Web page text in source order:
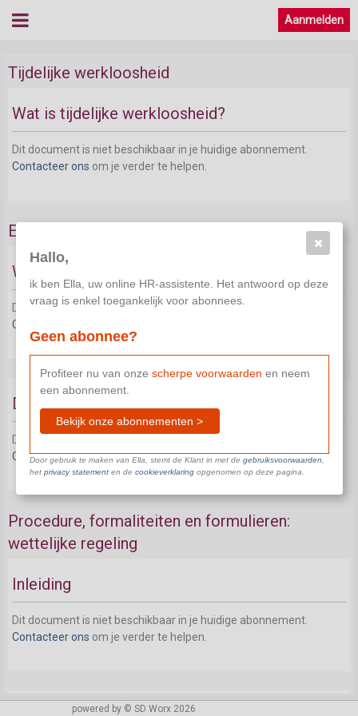
Aanmelden
Tijdelijke werkloosheid
Wat is tijdelijke werkloosheid?
Dit document is niet beschikbaar in je huidige abonnement.
Contacteer ons om je verder te helpen.
Economische werkloosheid arbeiders
Waarover gaat het?
Dit document is niet beschikbaar in je huidige abonnement.
Contacteer ons
Duur van de economische werkloosheid
Dit document is niet beschikbaar in je huidige abonnement.
Contacteer onsom je verder te helpen.
Procedure, formaliteiten en formulieren:
wettelijke regeling
Inleiding
Dit document is niet beschikbaar in je huidige abonnement.
Contacteer ons om je verder te helpen.
powered by © SD Worx 2026
Hallo,
ik ben Ella, uw online HR-assistente. Het antwoord op deze
vraag is enkel toegankelijk voor abonnees.
Geen abonnee?
Profiteer nu van onze scherpe voorwaarden en neem
een abonnement.
Bekijk onze abonnementen >
Door gebruik te maken van Ella, stemt de Klant in met de gebruiksvoorwaarden
het privacy statementen de cookieverklaringopgenomen op deze pagina.